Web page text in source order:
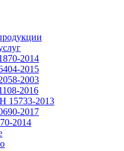
2014
2015
2003
2016
15733-2013
2017
2014